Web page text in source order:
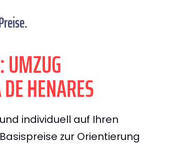
UMZUG
HENARES
individuell auf Ihren
zur Orientierung